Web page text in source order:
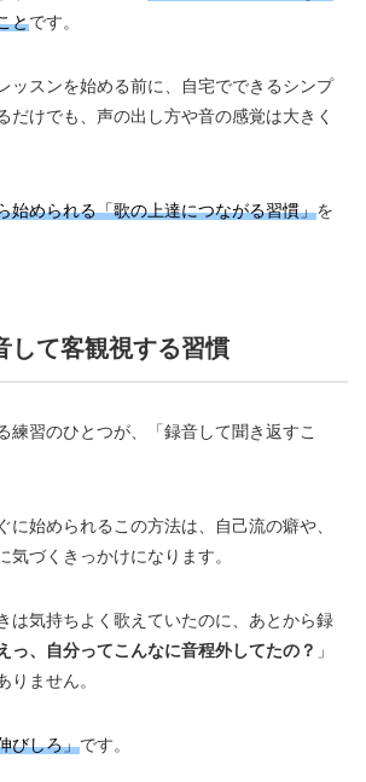
とです。
ッスンを始める前に、自宅でできるシンプ
だけでも、声の出し方や音の感覚は大きく
始められる「歌の上達につながる習慣」を
して客観視する習慣
練習のひとつが、「録音して聞き返すこ
に始められるこの方法は、自己流の癖や、
気づくきっかけになります。
は気持ちよく歌えていたのに、あとから録
っ、自分ってこんなに音程外してたの？ 」
りません。
びしろ」です。